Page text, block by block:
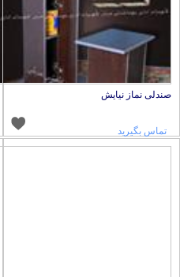
صندلی نماز نیایش
تماس بگیرید